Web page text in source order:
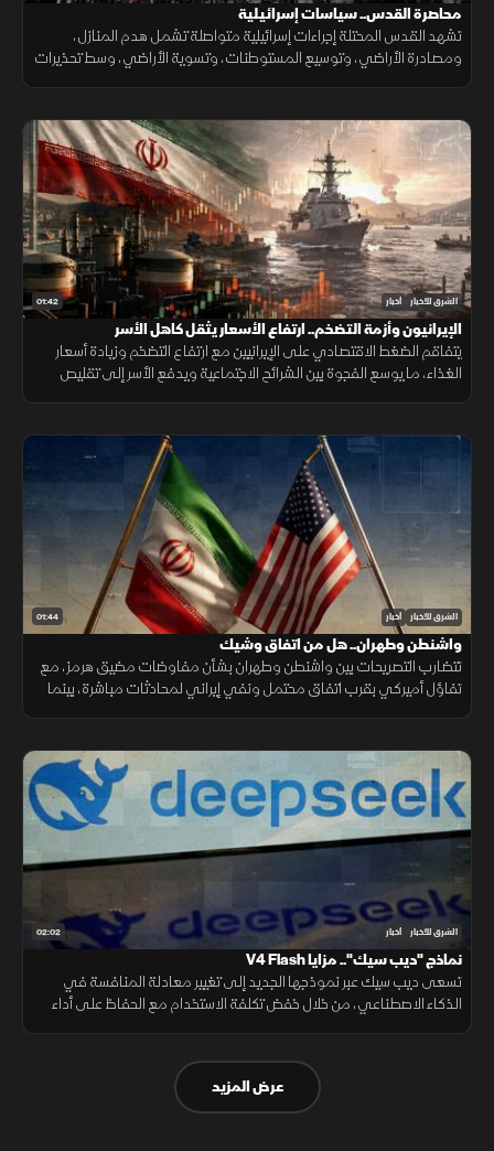
محاصرة القدس.. سياسات إسرائيلية
تشهد القدس المحتلة إجراءات إسرائيلية متواصلة تشمل هدم المنازل،
ومصادرة الأراضي، وتوسيع المستوطنات، وتسوية الأراضي، وسط تحذيرات
01:42 الشرق للأخبار أخبار
الإيرانيون وأزمة التضخم.. ارتفاع الأسعار يثقل كاهل الأسر
يتفاقم الضغط الاقتصادي على الإيرانيين مع ارتفاع التضخم وزيادة أسعار
الغذاء، ما يوسع الفجوة بين الشرائح الاجتماعية ويدفع الأسر إلى تقليص
01:44 الشرق للأخبار أخبار
واشنطن وطهران.. هل من اتفاق وشيك
تتضارب التصريحات بين واشنطن وطهران بشأن مفاوضات مضيق هرمز، مع
تفاؤل أميركي بقرب اتفاق محتمل ونفي إيراني لمحادثات مباشرة، بينما
02:02 الشرق للأخبار أخبار
نماذج "ديب سيك".. مزايا V4 Flash
تسعى ديب سيك عبر نموذجها الجديد إلى تغيير معادلة المنافسة في
الذكاء الاصطناعي، من خلال خفض تكلفة الاستخدام مع الحفاظ على أداء
عرض المزيد